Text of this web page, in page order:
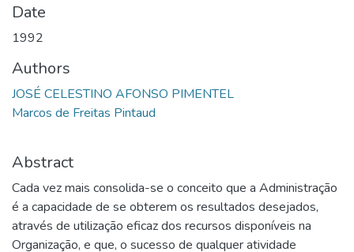
Date
1992
Authors
JOSÉ CELESTINO AFONSO PIMENTEL
Marcos de Freitas Pintaud
Abstract
Cada vez mais consolida-se o conceito que a Administração
é a capacidade de se obterem os resultados desejados,
através de utilização eficaz dos recursos disponíveis na
Organização, e que, o sucesso de qualquer atividade